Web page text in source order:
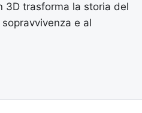
3D trasforma la storia del
e al